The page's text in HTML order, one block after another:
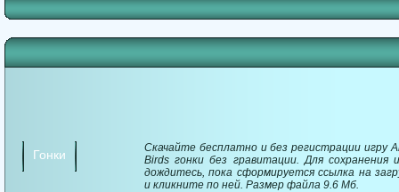
Гонки
Скачайте бесплатно и без регистрации игру
Birds гонки без гравитации. Для сохранения
дождитесь, пока сформируется ссылка на
и кликните по ней. Размер файла 9.6 Мб.